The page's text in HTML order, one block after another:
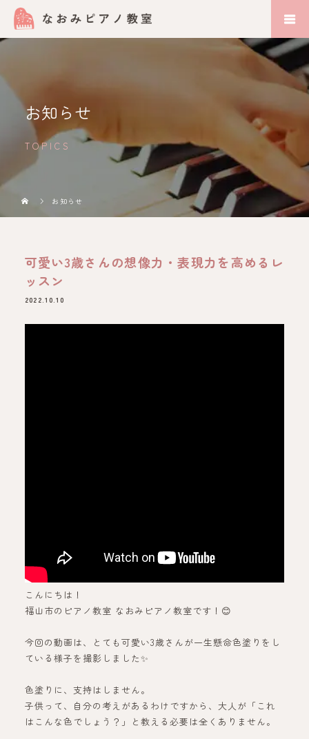
お知らせ
TOPICS
お知らせ
可愛い3歳さんの想像力・表現力を高めるレ
ッスン
2022.10.10
こんにちは！
福山市のピアノ教室 なおみピアノ教室です！😊
今回の動画は、とても可愛い3歳さんが一生懸命色塗りをし
ている様子を撮影しました✨
色塗りに、支持はしません。
子供って、自分の考えがあるわけですから、大人が「これ
はこんな色でしょう？」と教える必要は全くありません。